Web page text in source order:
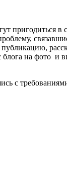
в
на фото и
с